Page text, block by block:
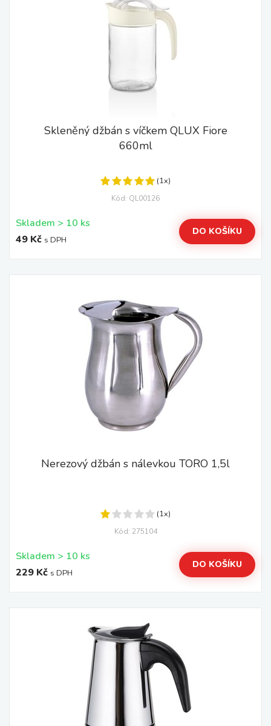
Skleněný džbán s víčkem QLUX Fiore
660ml
(1x)
Kód: QL00126
Skladem > 10 ks
49 Kč s DPH
DO KOŠÍKU
Nerezový džbán s nálevkou TORO 1,5l
(1x)
Kód: 275104
Skladem > 10 ks
229 Kč s DPH
DO KOŠÍKU